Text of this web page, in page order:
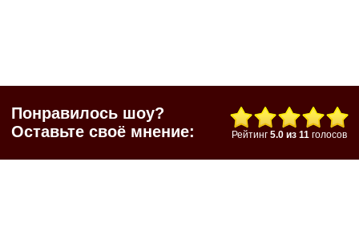
Понравилось шоу?
Оставьте своё мнение:
Рейтинг 5.0 из 11 голосов